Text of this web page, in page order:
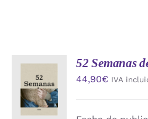
AL
CARRITO
/
DETALLES
52 Semanas
44,90€ IVA